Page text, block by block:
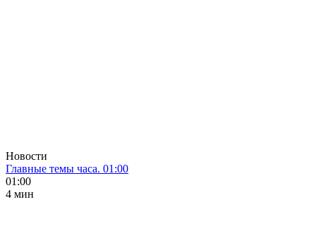
Новости
Главные темы часа. 01:00
01:00
4 мин